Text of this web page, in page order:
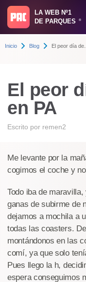
LA WEB Nº1
DE PARQUES
®
Inicio Blog El peor día de...
El peor
en PA
Escrito por remen2
Me levante por la
cogimos el coche y
Todo iba de
ganas de subirme de
dejamos a mochila a
todas las coasters.
montándonos en las
comí, ya que solo
Pues llego la h,
espera conseguimos